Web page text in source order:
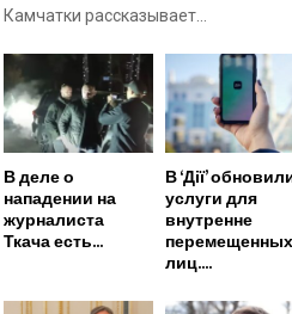
Камчатки рассказывает...
В деле о
нападении на
журналиста
Ткача есть...
В ‘Дії’
услуги для
внутренне
перемещенных
лиц....